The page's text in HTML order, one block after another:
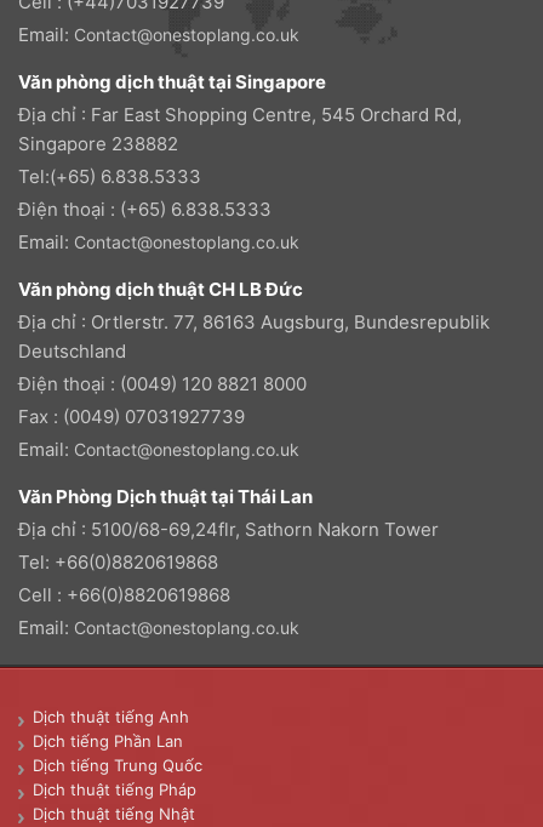
Email: Contact@onestoplang.co.uk
Văn phòng dịch thuật tại Singapore
Địa chỉ : Far East Shopping Centre, 545 Orchard Rd,
Singapore 238882
Tel:(+65) 6.838.5333
Điện thoại : (+65) 6.838.5333
Email: Contact@onestoplang.co.uk
Văn phòng dịch thuật CH LB Đức
Địa chỉ : Ortlerstr. 77, 86163 Augsburg, Bundesrepublik
Deutschland
Điện thoại : (0049) 120 8821 8000
Fax : (0049) 07031927739
Email: Contact@onestoplang.co.uk
Văn Phòng Dịch thuật tại Thái Lan
Địa chỉ : 5100/68-69,24flr, Sathorn Nakorn Tower
Tel: +66(0)8820619868
Cell : +66(0)8820619868
Email: Contact@onestoplang.co.uk
Dịch thuật tiếng Anh
Dịch tiếng Phần Lan
Dịch tiếng Trung Quốc
Dịch thuật tiếng Pháp
Dịch thuật tiếng Nhật